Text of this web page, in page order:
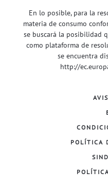
En lo posible, para la
materia de consumo
se buscará la posibilidad
como plataforma de
se encuentra
http://
POLÍTICA